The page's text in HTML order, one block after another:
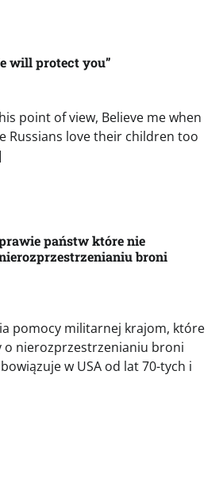
will protect you”
point of view, Believe me when
Russians love their children too
państw które nie
broni
pomocy militarnej krajom, które
o nierozprzestrzenianiu broni
w USA od lat 70-tych i